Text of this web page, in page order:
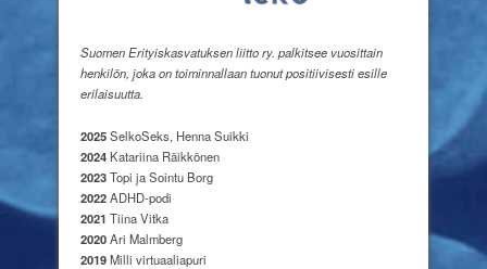
Suomen Erityiskasvatuksen liitto ry. palkitsee vuosittain
henkilön, joka on toiminnallaan tuonut positiivisesti esille
erilaisuutta.
2025SelkoSeks, Henna Suikki
2024 Katariina Räikkönen
2023Topi ja Sointu Borg
2022ADHD-podi
2021 Tiina Vitka
2020Ari Malmberg
2019Milli virtuaaliapuri